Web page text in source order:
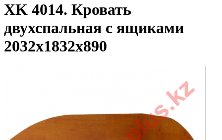
XK 4014. Кровать
двухспальная с ящиками
2032х1832х890